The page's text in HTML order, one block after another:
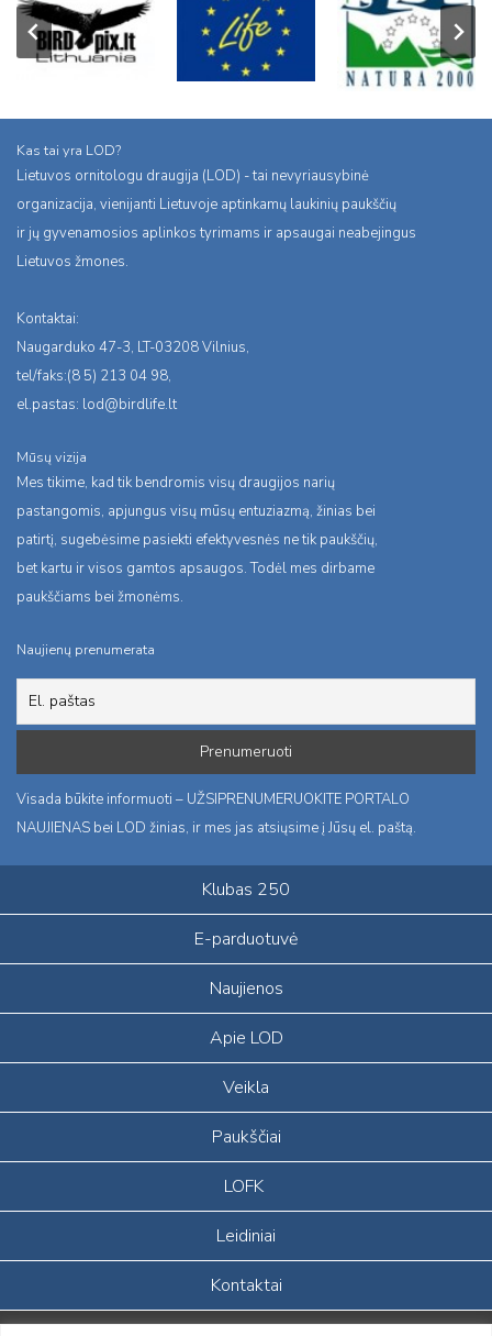
Kas tai yra LOD?
Lietuvos ornitologu draugija (LOD) - tai nevyriausybinė
organizacija, vienijanti Lietuvoje aptinkamų laukinių paukščių
ir jų gyvenamosios aplinkos tyrimams ir apsaugai neabejingus
Lietuvos žmones.
Kontaktai:
Naugarduko 47-3, LT-03208 Vilnius,
tel/faks:(8 5) 213 04 98,
el.pastas: lod@birdlife.lt
Mūsų vizija
Mes tikime, kad tik bendromis visų draugijos narių
pastangomis, apjungus visų mūsų entuziazmą, žinias bei
patirtį, sugebėsime pasiekti efektyvesnės ne tik paukščių,
bet kartu ir visos gamtos apsaugos. Todėl mes dirbame
paukščiams bei žmonėms.
Naujienų prenumerata
Visada būkite informuoti – UŽSIPRENUMERUOKITE PORTALO
NAUJIENAS bei LOD žinias, ir mes jas atsiųsime į Jūsų el. paštą.
Klubas 250
E-parduotuvė
Naujienos
Apie LOD
Veikla
Paukščiai
LOFK
Leidiniai
Kontaktai